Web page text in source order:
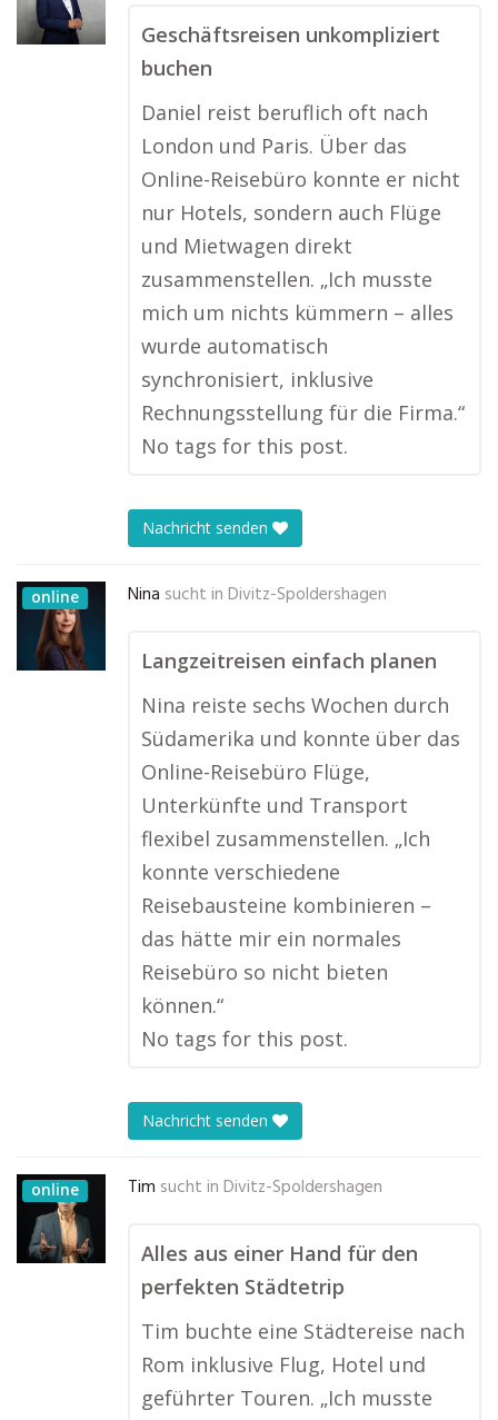
Geschäftsreisen unkompliziert
buchen
Daniel reist beruflich oft nach
London und Paris. Über das
Online-Reisebüro konnte er nicht
nur Hotels, sondern auch Flüge
und Mietwagen direkt
zusammenstellen. „Ich musste
mich um nichts kümmern – alles
wurde automatisch
synchronisiert, inklusive
Rechnungsstellung für die Firma.“
No tags for this post.
Nachricht senden
online Nina sucht in Divitz-Spoldershagen
Langzeitreisen einfach planen
Nina reiste sechs Wochen durch
Südamerika und konnte über das
Online-Reisebüro Flüge,
Unterkünfte und Transport
flexibel zusammenstellen. „Ich
konnte verschiedene
Reisebausteine kombinieren –
das hätte mir ein normales
Reisebüro so nicht bieten
können.“
No tags for this post.
Nachricht senden
online Tim sucht in Divitz-Spoldershagen
Alles aus einer Hand für den
perfekten Städtetrip
Tim buchte eine Städtereise nach
Rom inklusive Flug, Hotel und
geführter Touren. „Ich musste